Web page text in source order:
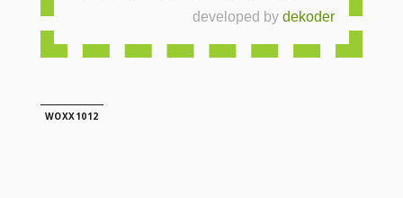
developed bydekoder
WOXX1012